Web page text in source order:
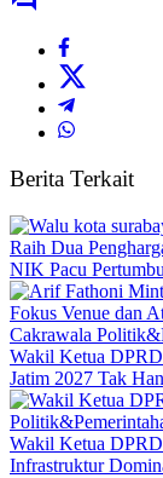
Berita Terkait
Raih Dua
NIK Pacu
Cakrawala
Wakil Ketua
Jatim 2027 Tak
Wakil Ketua
Infrastruktur